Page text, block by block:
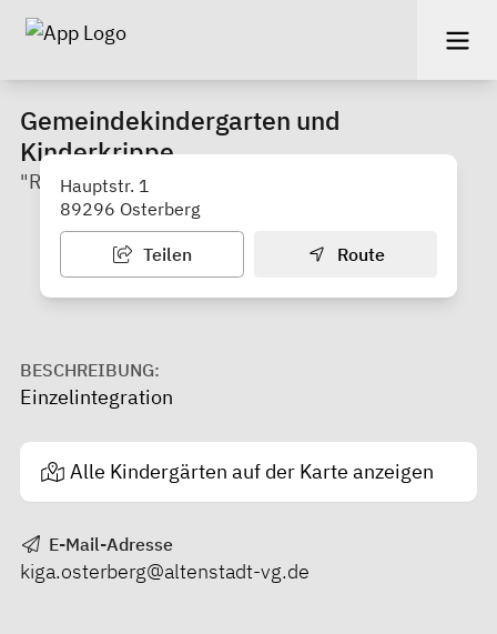
Gemeindekindergarten und
Kinderkrippe
"Rabennest" und Haus für Kinder
Hauptstr. 1
89296 Osterberg
Teilen Route
BESCHREIBUNG:
Einzelintegration
Alle Kindergärten auf der Karte anzeigen
E-Mail-Adresse
kiga.osterberg@altenstadt-vg.de